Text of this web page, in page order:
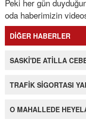
Peki her gün
oda haberimizin
DİĞER HABERLER
SASKİ'DE ATİLLA
TRAFİK SİGORTASI
O MAHALLEDE